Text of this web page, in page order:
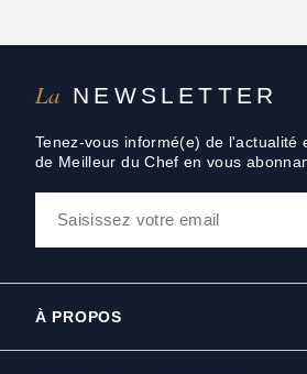
La NEWSLETTER
Tenez-vous informé(e) de l'actualité
de Meilleur du Chef en vous
À PROPOS